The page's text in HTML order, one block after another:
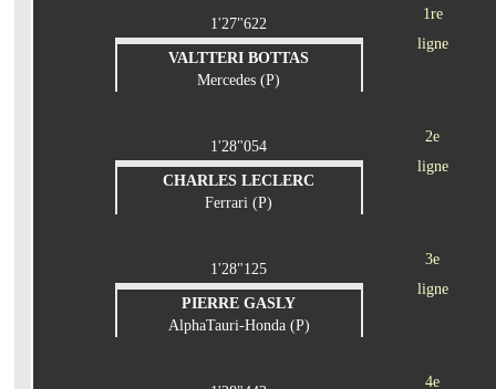
1re
ligne
1'27"622
VALTTERI BOTTAS
Mercedes (P)
2e
ligne
1'28"054
CHARLES LECLERC
Ferrari (P)
3e
ligne
1'28"125
PIERRE GASLY
AlphaTauri-Honda (P)
4e